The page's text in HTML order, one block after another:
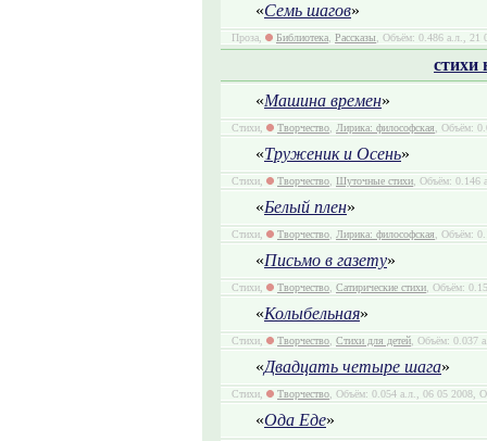
«Семь шагов»
Проза, Библиотека, Рассказы, Объём: 0.486 а.л., 21
стихи
«Машина времен»
Стихи, Творчество, Лирика: философская, Объём:
«Труженик и Осень»
Стихи, Творчество, Шуточные стихи, Объём: 0.146
«Белый плен»
Стихи, Творчество, Лирика: философская, Объём:
«Письмо в газету»
Стихи, Творчество, Сатирические стихи, Объём:
«Колыбельная»
Стихи, Творчество, Стихи для детей, Объём: 0.037
«Двадцать четыре шага»
Стихи, Творчество, Объём: 0.054 а.л., 06 05 2008,
«Ода Еде»